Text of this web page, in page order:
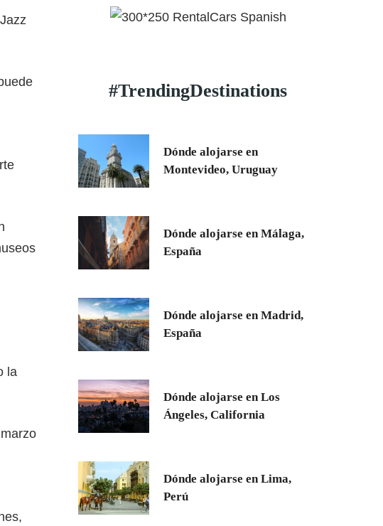
la
#TrendingDestinations
Dónde alojarse en
Montevideo, Uruguay
Dónde alojarse en Málaga,
España
Dónde alojarse en Madrid,
España
Dónde alojarse en Los
Ángeles, California
Dónde alojarse en Lima,
Perú